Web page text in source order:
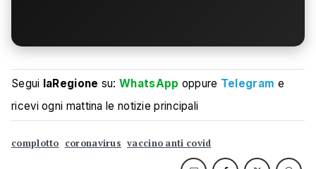
Segui laRegione su:WhatsApp oppure Telegram e
ricevi ogni mattina le notizie principali
complotto coronavirus vaccino anti covid